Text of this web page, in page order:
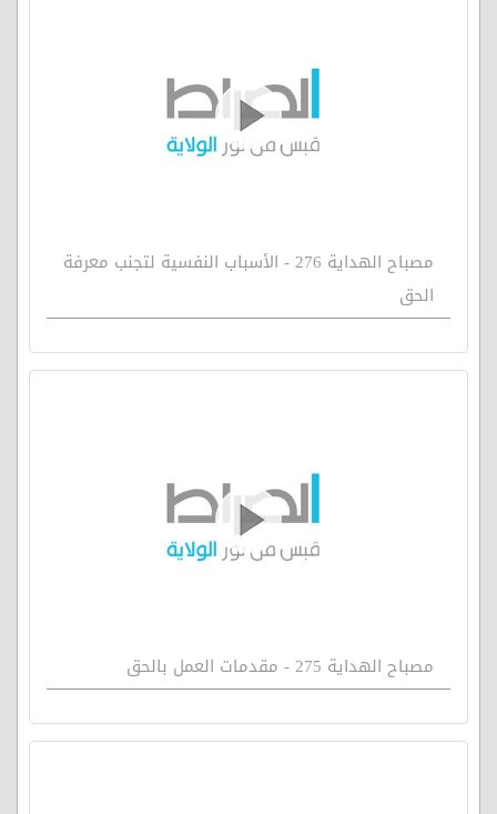
مصباح الهداية 276 - الأسباب النفسية لتجنب معرفة
الحق
مصباح الهداية 275 - مقدمات العمل بالحق